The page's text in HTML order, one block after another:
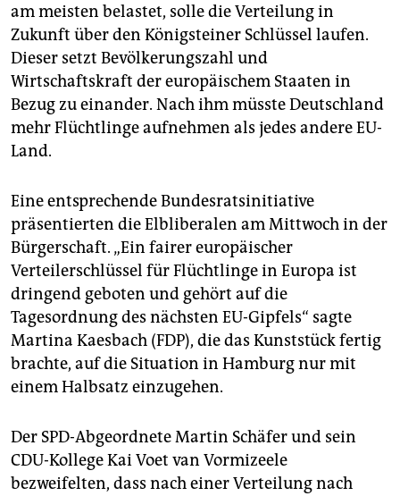
epaper login
am meisten belastet, solle die Verteilung in
Zukunft über den Königsteiner Schlüssel laufen.
Dieser setzt Bevölkerungszahl und
Wirtschaftskraft der europäischem Staaten in
Bezug zu einander. Nach ihm müsste Deutschland
mehr Flüchtlinge aufnehmen als jedes andere EU-
Land.
Eine entsprechende Bundesratsinitiative
präsentierten die Elbliberalen am Mittwoch in der
Bürgerschaft. „Ein fairer europäischer
Verteilerschlüssel für Flüchtlinge in Europa ist
dringend geboten und gehört auf die
Tagesordnung des nächsten EU-Gipfels“ sagte
Martina Kaesbach (FDP), die das Kunststück fertig
brachte, auf die Situation in Hamburg nur mit
einem Halbsatz einzugehen.
Der SPD-Abgeordnete Martin Schäfer und sein
CDU-Kollege Kai Voet van Vormizeele
bezweifelten, dass nach einer Verteilung nach